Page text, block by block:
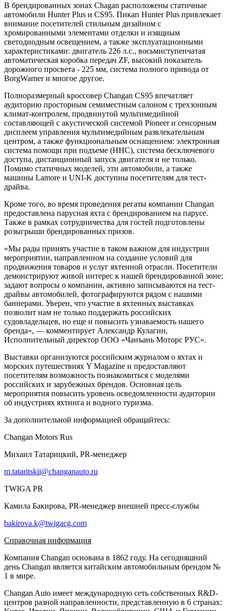
В брендированных зонах Chagan расположены статичные
автомобили Hunter Plus и CS95. Пикап Hunter Plus привлекает
внимание посетителей стильным дизайном с
хромированными элементами отделки и изящным
светодиодным освещением, а также эксплуатационными
характеристиками: двигатель 226 л.с., восьмиступенчатая
автоматическая коробка передач ZF, высокий показатель
дорожного просвета - 225 мм, система полного привода от
BorgWarner и многое другое.
Полноразмерный кроссовер Changan CS95 впечатляет
аудиторию просторным семиместным салоном с трехзонным
климат-контролем, продвинутой мультимедийной
составляющей с акустической системой Pioneer и сенсорным
дисплеем управления мультимедийным развлекательным
центром, а также функциональным оснащением: электронная
система помощи при подъеме (HHC), система бесключевого
доступа, дистанционный запуск двигателя и не только.
Помимо статичных моделей, эти автомобили, а также
машины Lamore и UNI-K доступны посетителям для тест-
драйва.
Кроме того, во время проведения регаты компании Changan
предоставлена парусная яхта с брендированием на парусе.
Также в рамках сотрудничества для гостей подготовлены
розыгрыши брендированных призов.
«Мы рады принять участие в таком важном для индустрии
мероприятии, направленном на создание условий для
продвижения товаров и услуг яхтенной отрасли. Посетители
демонстрируют живой интерес к нашей брендированной зоне:
задают вопросы о компании, активно записываются на тест-
драйвы автомобилей, фотографируются рядом с нашими
баннерами. Уверен, что участие в яхтенных выставках
позволит нам не только поддержать российских
судовладельцев, но еще и повысить узнаваемость нашего
бренда», — комментирует Александр Кулагин,
Исполнительный директор ООО «Чанъань Моторс РУС».
Выставки организуются российским журналом о яхтах и
морских путешествиях Y Magazine и предоставляют
посетителям возможность познакомиться с моделями
российских и зарубежных брендов. Основная цель
мероприятия повысить уровень осведомленности аудитории
об индустриях яхтинга и водного туризма.
За дополнительной информацией обращайтесь:
Changan Motors Rus
Михаил Татарицкий, PR-менеджер
m.tataritskii@changanauto.ru
TWIGA PR
Камила Бакирова, PR-менеджер внешней пресс-службы
bakirova.k@twigacg.com
Справочная информация
Компания Changan основана в 1862 году. На сегодняшний
день Changan является китайским автомобильным брендом №
1 в мире.
Changan Auto имеет международную сеть собственных R&D-
центров разной направленности, представленную в 6 странах: